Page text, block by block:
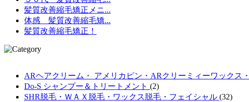
髪質改善縮毛矯正メニ...
体感 髪質改善縮毛矯...
髪質改善縮毛矯正！
ARヘアクリーム・ アメリカピン・ARクリーミィーワックス
Do-S シャンプー＆トリートメント (2)
SHR脱毛・ＷＡＸ脱毛・ワックス脱毛・フェイシャル (32)